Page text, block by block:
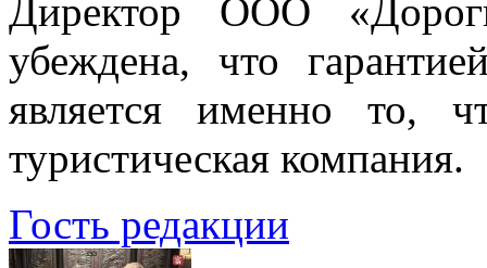
Директор ООО
убеждена, что
является именно то,
туристическая компания.
Гость редакции